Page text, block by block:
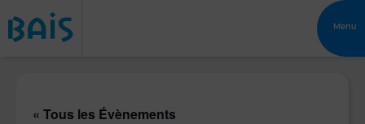
Menu
« Tous les Évènements